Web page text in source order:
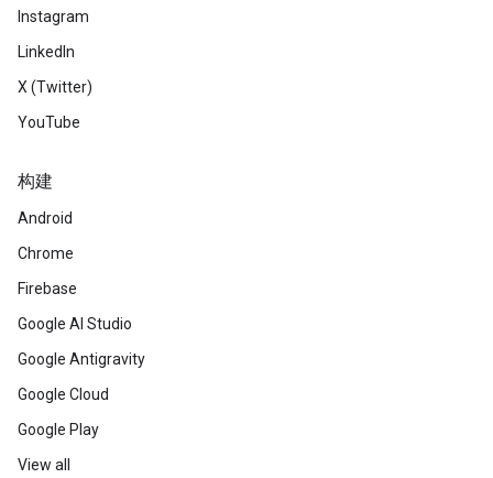
Instagram
LinkedIn
X (Twitter)
YouTube
构建
Android
Chrome
Firebase
Google AI Studio
Google Antigravity
Google Cloud
Google Play
View all